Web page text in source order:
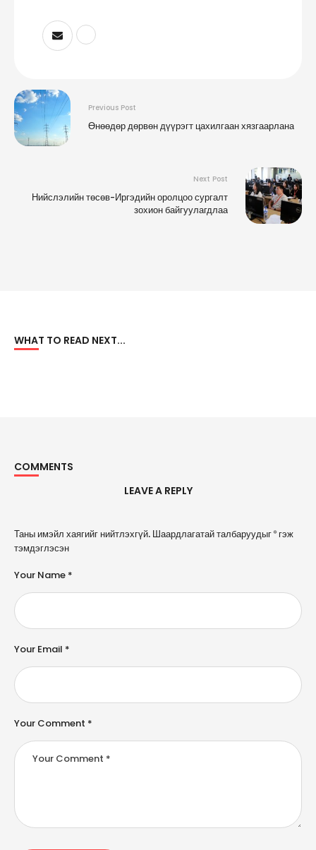
Previous Post
Өнөөдөр дөрвөн дүүрэгт цахилгаан хязгаарлана
Next Post
Нийслэлийн төсөв-Иргэдийн оролцоо сургалт
зохион байгуулагдлаа
WHAT TO READ NEXT...
COMMENTS
LEAVE A REPLY
Таны имэйл хаягийг нийтлэхгүй. Шаардлагатай талбаруудыг*гэж
тэмдэглэсэн
Your Comment *
Your Name *
Your Email *
A
l
e
n
a
ti
e